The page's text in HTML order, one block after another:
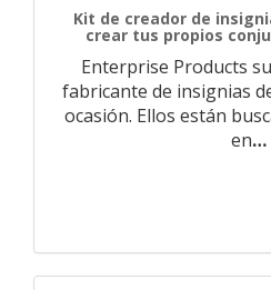
Kit de creador de
crear tus propios
Enterprise Products
fabricante de insignias
ocasión. Ellos están
en…